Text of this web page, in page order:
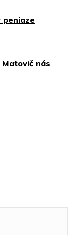
peniaze
nás